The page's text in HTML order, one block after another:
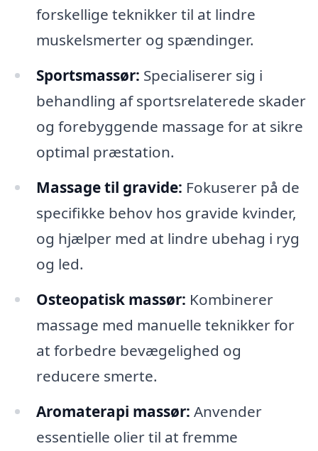
forskellige teknikker til at lindre
muskelsmerter og spændinger.
Sportsmassør: Specialiserer sig i
behandling af sportsrelaterede skader
og forebyggende massage for at sikre
optimal præstation.
Massage til gravide: Fokuserer på de
specifikke behov hos gravide kvinder,
og hjælper med at lindre ubehag i ryg
og led.
Osteopatisk massør: Kombinerer
massage med manuelle teknikker for
at forbedre bevægelighed og
reducere smerte.
Aromaterapi massør: Anvender
essentielle olier til at fremme